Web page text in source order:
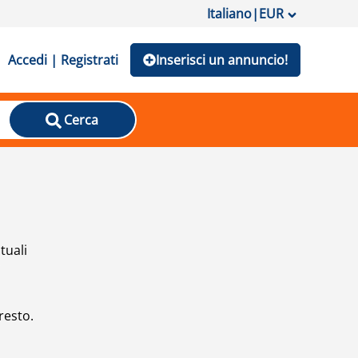
Italiano|EUR
Accedi | Registrati Inserisci un annuncio!
Cerca